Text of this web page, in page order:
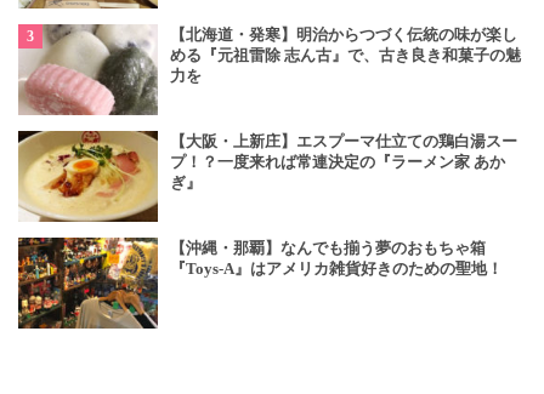
【北海道・発寒】明治からつづく伝統の味が楽し
める『元祖雷除 志ん古』で、古き良き和菓子の魅
力を
【大阪・上新庄】エスプーマ仕立ての鶏白湯スー
プ！？一度来れば常連決定の『ラーメン家 あか
ぎ』
【沖縄・那覇】なんでも揃う夢のおもちゃ箱
『Toys-A』はアメリカ雑貨好きのための聖地！